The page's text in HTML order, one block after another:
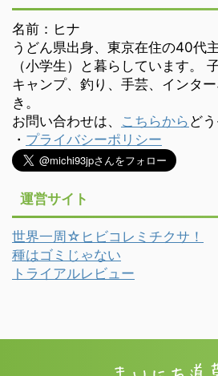
名前：ヒナ
うどん県出身、東京在住の40代
（小学生）と暮らしています。
キャンプ、釣り、手芸、インタ
き。
お問い合わせは、 こちらから どう
・ プライバシーポリシー
運営サイト
世界一周☆ヒビコレミチクサ！
種はゴミじゃない
トライアルレビュー